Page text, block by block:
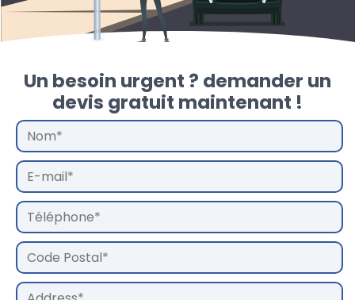
Un besoin urgent ? demander un
devis gratuit maintenant !